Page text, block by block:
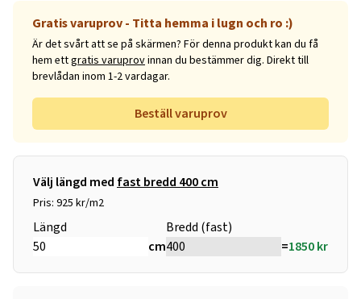
Gratis varuprov - Titta hemma i lugn och ro :)
Är det svårt att se på skärmen? För denna produkt kan du få
hem ettgratis varuprovinnan du bestämmer dig. Direkt till
brevlådan inom 1-2 vardagar.
Beställ varuprov
Välj längd med fast bredd 400 cm
Pris: 925 kr/m2
Längd
cm
Bredd (fast)
=1850kr